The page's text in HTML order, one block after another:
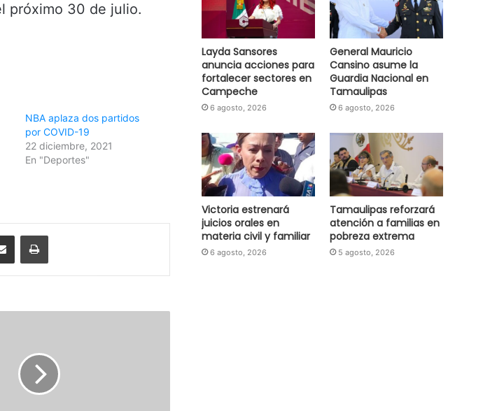
próximo 30 de julio.
NBA aplaza dos partidos
por COVID-19
22 diciembre, 2021
En "Deportes"
Layda Sansores
anuncia acciones para
fortalecer sectores en
Campeche
6 agosto, 2026
General Mauricio
Cansino asume la
Guardia Nacional en
Tamaulipas
6 agosto, 2026
Victoria estrenará
juicios orales en
materia civil y familiar
6 agosto, 2026
Tamaulipas reforzará
atención a familias en
pobreza extrema
5 agosto, 2026